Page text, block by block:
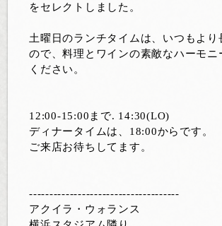
をセレクトしました。
土曜日のランチタイムは、いつもより
ので、料理とワインの素敵なハーモニ
ください。
12:00-15:00まで. 14:30(LO)
ディナータイムは、18:00からです。
ご来店お待ちしてます。
-------------------------------------
アクイラ・ウォランス